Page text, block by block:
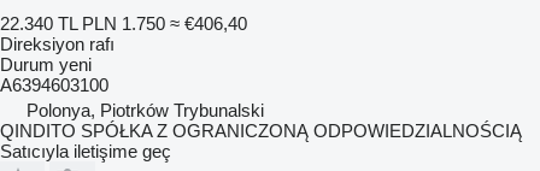
22.340 TL PLN 1.750 ≈ €406,40
Direksiyon rafı
Durum yeni
A6394603100
Polonya, Piotrków Trybunalski
QINDITO SPÓŁKA Z OGRANICZONĄ ODPOWIEDZIALNOŚCIĄ
Satıcıyla iletişime geç